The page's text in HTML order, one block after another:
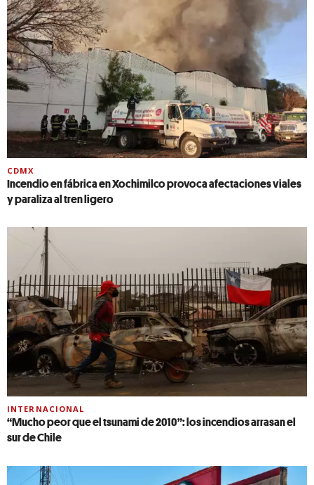
CDMX
Incendio en fábrica en Xochimilco provoca afectaciones viales
y paraliza al tren ligero
INTERNACIONAL
“Mucho peor que el tsunami de 2010”: los incendios arrasan el
sur de Chile